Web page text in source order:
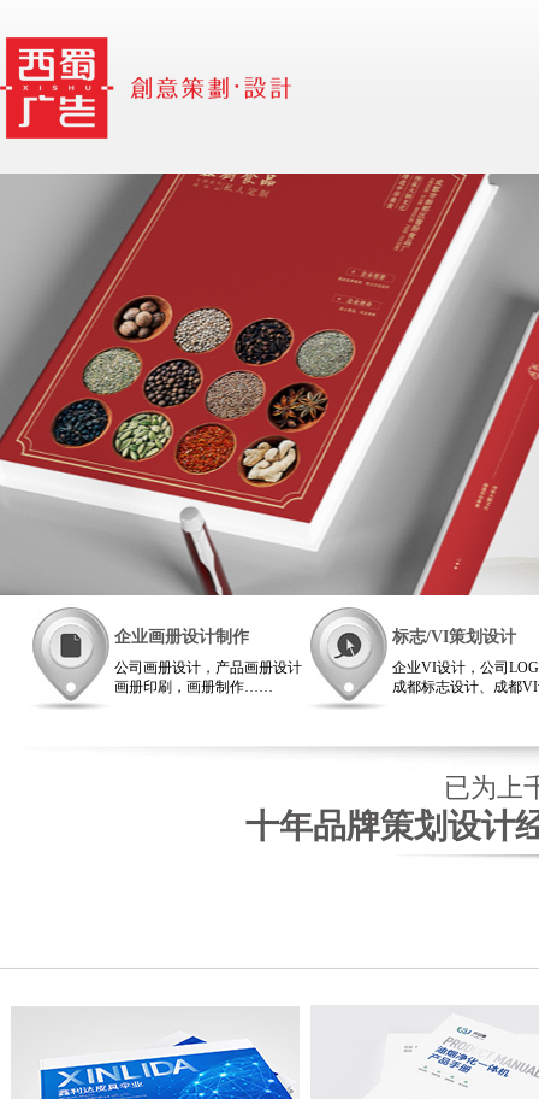
企业画册设计制作
公司画册设计，产品画册设计
画册印刷，画册制作……
标志/VI策划设计
企业VI设计，公司
成都标志设计、成都
雄厚
已为上
十年品牌策划设计